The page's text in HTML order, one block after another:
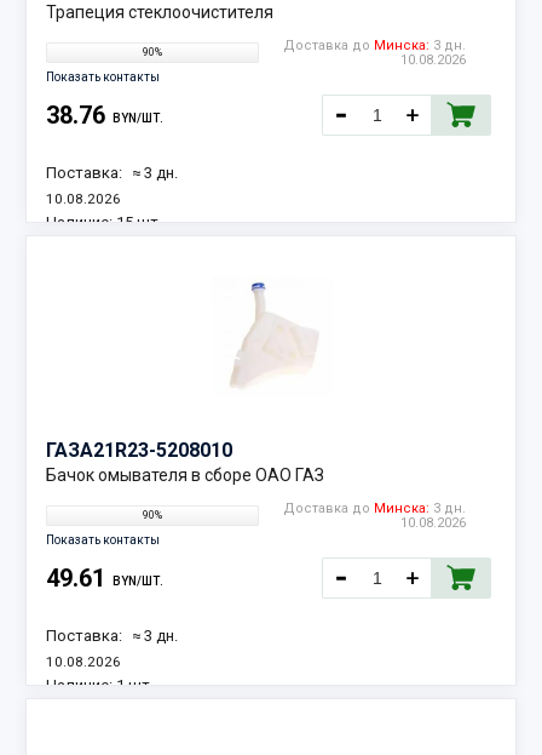
Трапеция стеклоочистителя
90%
Показать контакты
Доставка до Минска: 3 дн.
10.08.2026
38.76 BYN/ШТ.
Поставка: ≈ 3 дн.
10.08.2026
Наличие: 15 шт.
ГАЗA21R23-5208010
Бачок омывателя в сборе ОАО ГАЗ
90%
Показать контакты
Доставка до Минска: 3 дн.
10.08.2026
49.61 BYN/ШТ.
Поставка: ≈ 3 дн.
10.08.2026
Наличие: 1 шт.